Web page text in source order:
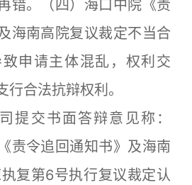
错。（四）海口中院《责
海南高院复议裁定不当合
申请主体混乱，权利交
行合法抗辩权利。
交书面答辩意见称：
责令追回通知书》及海南
复第6号执行复议裁定认